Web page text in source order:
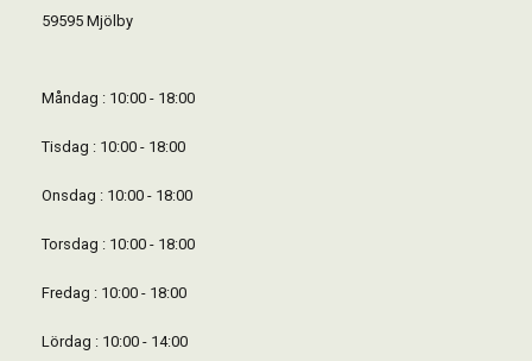
59595 Mjölby
Måndag : 10:00 - 18:00
Tisdag : 10:00 - 18:00
Onsdag : 10:00 - 18:00
Torsdag : 10:00 - 18:00
Fredag : 10:00 - 18:00
Lördag : 10:00 - 14:00